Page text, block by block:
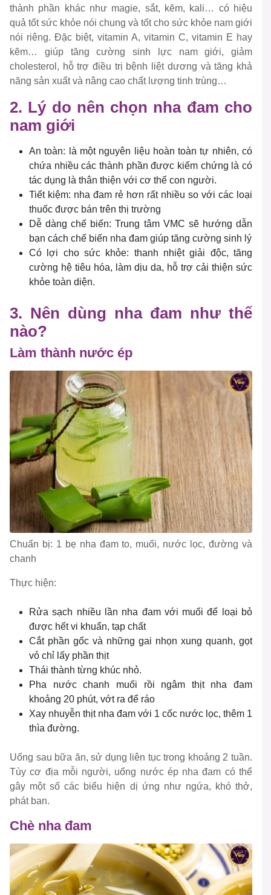
thành phần khác như magie, sắt, kẽm, kali… có hiệu
quả tốt sức khỏe nói chung và tốt cho sức khỏe nam giới
nói riêng. Đặc biệt, vitamin A, vitamin C, vitamin E hay
kẽm… giúp tăng cường sinh lực nam giới, giảm
cholesterol, hỗ trợ điều trị bệnh liệt dương và tăng khả
năng sản xuất và nâng cao chất lượng tinh trùng…
2. Lý do nên chọn nha đam cho
nam giới
An toàn: là một nguyên liệu hoàn toàn tự nhiên, có
chứa nhiều các thành phần được kiểm chứng là có
tác dụng là thân thiện với cơ thể con người.
Tiết kiệm: nha đam rẻ hơn rất nhiều so với các loại
thuốc được bán trên thị trường
Dễ dàng chế biến: Trung tâm VMC sẽ hướng dẫn
bạn cách chế biến nha đam giúp tăng cường sinh lý
Có lợi cho sức khỏe: thanh nhiệt giải độc, tăng
cường hệ tiêu hóa, làm dịu da, hỗ trợ cải thiện sức
khỏe toàn diện.
3. Nên dùng nha đam như thế
nào?
Làm thành nước ép
Chuẩn bị: 1 bẹ nha đam to, muối, nước lọc, đường và
chanh
Thực hiện:
Rửa sạch nhiều lần nha đam với muối để loại bỏ
được hết vi khuẩn, tạp chất
Cắt phần gốc và những gai nhọn xung quanh, gọt
vỏ chỉ lấy phần thịt
Thái thành từng khúc nhỏ.
Pha nước chanh muối rồi ngâm thịt nha đam
khoảng 20 phút, vớt ra để ráo
Xay nhuyễn thịt nha đam với 1 cốc nước lọc, thêm 1
thìa đường.
Uống sau bữa ăn, sử dụng liên tục trong khoảng 2 tuần.
Tùy cơ địa mỗi người, uống nước ép nha đam có thể
gây một số các biểu hiện dị ứng như ngứa, khó thở,
phát ban.
Chè nha đam